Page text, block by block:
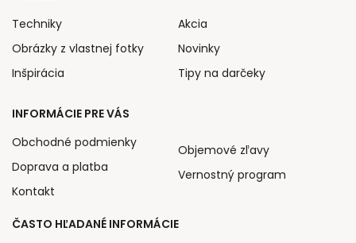
Techniky
Obrázky z vlastnej fotky
Inšpirácia
Akcia
Novinky
Tipy na darčeky
INFORMÁCIE PRE VÁS
Obchodné podmienky
Doprava a platba
Kontakt
Objemové zľavy
Vernostný program
ČASTO HĽADANÉ INFORMÁCIE